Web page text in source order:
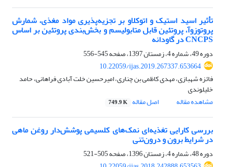
تأثیر اسید استیک و اتوکلاو بر تجزیه‌پذیری مواد مغذی، شمارش
پروتوزوآ، پروتئین قابل متابولیسم و بخش‌بندی پروتئین بر اساس
CNCPS در گاودانه
دوره 49، شماره 4، زمستان 1397، صفحه
545-556
10.22059/ijas.2019.267337.653664
فائزه شهبازی، مهدی کاظمی بن چناری، امیرحسین خلت آبادی فراهانی، حامد
خلیلوندی
مشاهده مقاله
اصل مقاله 749.9 K
بررسی کارایی تغذیه‌ای نمک‌های کلسیمی پوشش‌دار روغن ماهی
در شرایط برون و درون‌تنی
دوره 48، شماره 4، زمستان 1396، صفحه
505-521